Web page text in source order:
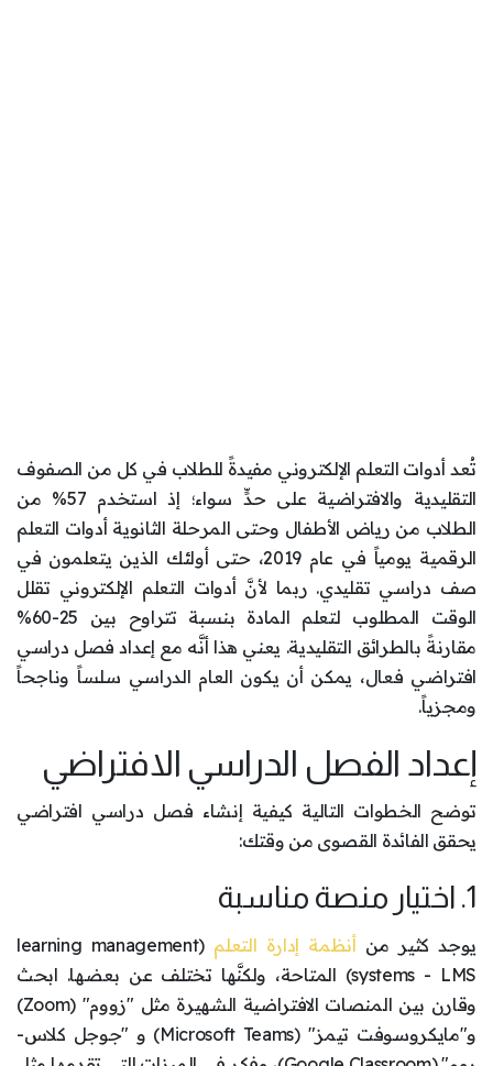
تُعد أدوات التعلم الإلكتروني مفيدةً للطلاب في كل من الصفوف
التقليدية والافتراضية على حدٍّ سواء؛ إذ استخدم 57% من
الطلاب من رياض الأطفال وحتى المرحلة الثانوية أدوات التعلم
الرقمية يومياً في عام 2019، حتى أولئك الذين يتعلمون في
صف دراسي تقليدي. ربما لأنَّ أدوات التعلم الإلكتروني تقلل
الوقت المطلوب لتعلم المادة بنسبة تتراوح بين 25-60%
مقارنةً بالطرائق التقليدية. يعني هذا أنَّه مع إعداد فصل دراسي
افتراضي فعال، يمكن أن يكون العام الدراسي سلساً وناجحاً
ومجزياً.
إعداد الفصل الدراسي الافتراضي
توضح الخطوات التالية كيفية إنشاء فصل دراسي افتراضي
يحقق الفائدة القصوى من وقتك:
1. اختيار منصة مناسبة
يوجد كثير من أنظمة إدارة التعلم
(learning management
systems - LMS) المتاحة، ولكنَّها تختلف عن بعضها. ابحث
وقارن بين المنصات الافتراضية الشهيرة مثل "زووم" (Zoom)
و"مايكروسوفت تيمز" (Microsoft Teams) و "جوجل كلاس-